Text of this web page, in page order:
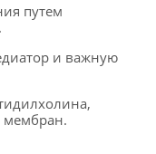
путем
и важную
мембран.